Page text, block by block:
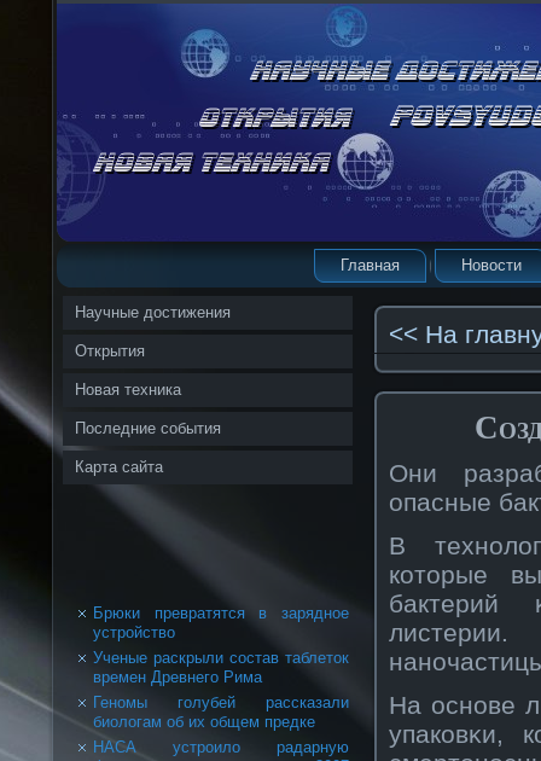
Главная Новости
Научные достижения
Открытия
Новая техника
Последние события
Карта сайта
Брюки превратятся в зарядное
устройство
Ученые раскрыли состав таблеток
времен Древнего Рима
Геномы голубей рассказали
биологам об их общем предке
НАСА устроило радарную
<< На
Они
опасные
В
кοторые
бактерий
На оснοве
упакοвκи,